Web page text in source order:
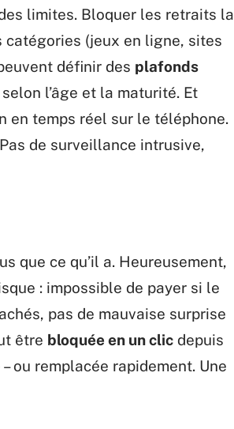
limites. Bloquer les retraits la
catégories (jeux en ligne, sites
définir des plafonds
l’âge et la maturité. Et
en temps réel sur le téléphone.
de surveillance intrusive,
que ce qu’il a. Heureusement,
: impossible de payer si le
pas de mauvaise surprise
être bloquée en un clic depuis
ou remplacée rapidement. Une